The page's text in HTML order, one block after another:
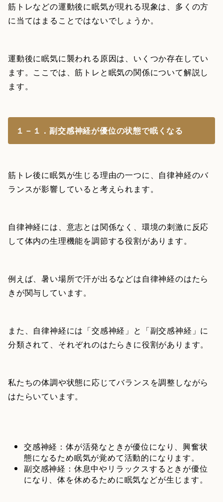
筋トレなどの運動後に眠気が現れる現象は、多くの方
に当てはまることではないでしょうか。
運動後に眠気に襲われる原因は、いくつか存在してい
ます。ここでは、筋トレと眠気の関係について解説し
ます。
１－１．副交感神経が優位の状態で眠くなる
筋トレ後に眠気が生じる理由の一つに、自律神経のバ
ランスが影響していると考えられます。
自律神経には、意志とは関係なく、環境の刺激に反応
して体内の生理機能を調節する役割があります。
例えば、暑い場所で汗が出るなどは自律神経のはたら
きが関与しています。
また、自律神経には「交感神経」と「副交感神経」に
分類されて、それぞれのはたらきに役割があります。
私たちの体調や状態に応じてバランスを調整しながら
はたらいています。
交感神経：体が活発なときが優位になり、興奮状
態になるため眠気が覚めて活動的になります。
副交感神経：休息中やリラックスするときが優位
になり、体を休めるために眠気などが生じます。